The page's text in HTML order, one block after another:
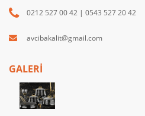
0212 527 00 42 | 0543 527 20 42
avcibakalit@gmail.com
GALERİ